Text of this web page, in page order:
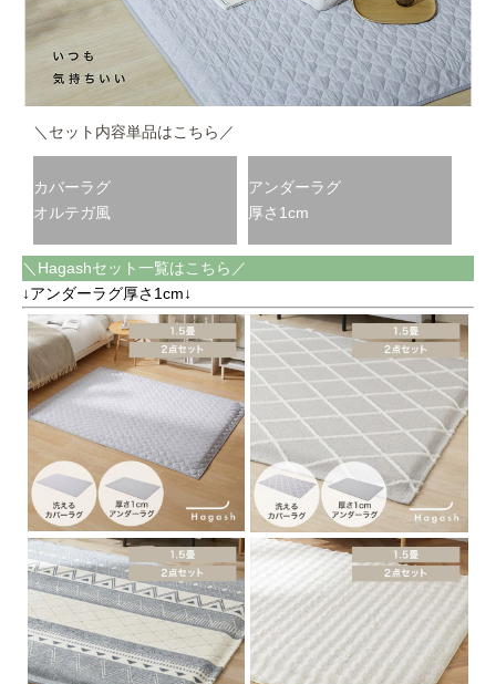
＼セット内容単品はこちら／
カバーラグ
オルテガ風
アンダーラグ
厚さ1cm
＼Hagashセット一覧はこちら／
↓アンダーラグ厚さ1cm↓